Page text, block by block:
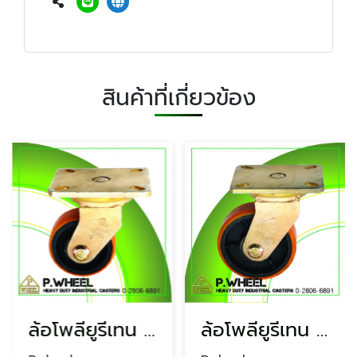
สินค้าที่เกี่ยวข้อง
ล้อโพลียูรีเทน สีส้ม 4 นิ้ว ล้อโพลียูรีเทน 5 นิ้ว